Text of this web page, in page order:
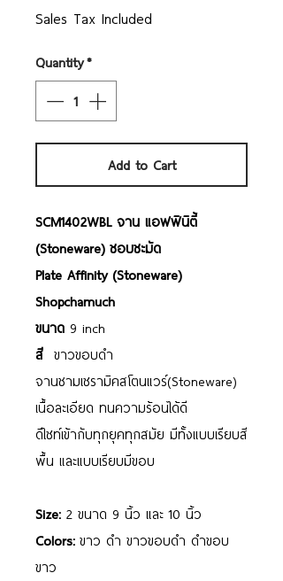
Sales Tax Included
Quantity*
Add to Cart
SCM1402WBL จาน แอฟฟินิตี้
(Stoneware) ชอบชะมัด
Plate Affinity (Stoneware)
Shopchamuch
ขนาด 9 inch
สี ขาวขอบดำ
จานชามเซรามิคสโตนแวร์(Stoneware)
เนื้อละเอียด ทนความร้อนได้ดี
ดีไซท์เข้ากับทุกยุคทุกสมัย มีทั้งแบบเรียบสี
พื้น และแบบเรียบมีขอบ
Size: 2 ขนาด 9 นิ้ว และ 10 นิ้ว
Colors: ขาว ดำ ขาวขอบดำ ดำขอบ
ขาว